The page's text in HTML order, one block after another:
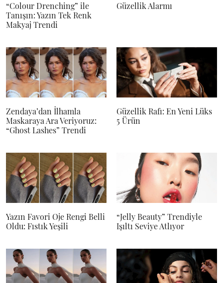
“Colour Drenching” ile
Tanışın: Yazın Tek Renk
Makyaj Trendi
Güzellik Alarmı
Zendaya’dan İlhamla
Maskaraya Ara Veriyoruz:
“Ghost Lashes” Trendi
Güzellik Rafı: En Yeni Lüks
5 Ürün
Yazın Favori Oje Rengi Belli
Oldu: Fıstık Yeşili
“Jelly Beauty” Trendiyle
Işıltı Seviye Atlıyor